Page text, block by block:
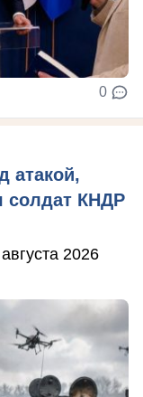
0
атакой,
солдат КНДР
2026